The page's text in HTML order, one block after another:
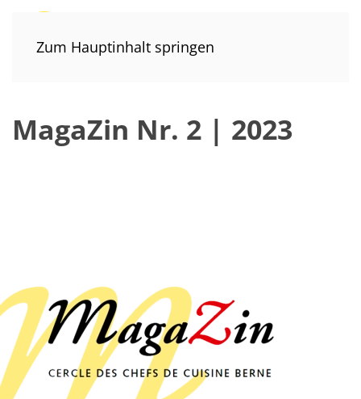
Zum Hauptinhalt springen
MagaZin Nr. 2 | 2023